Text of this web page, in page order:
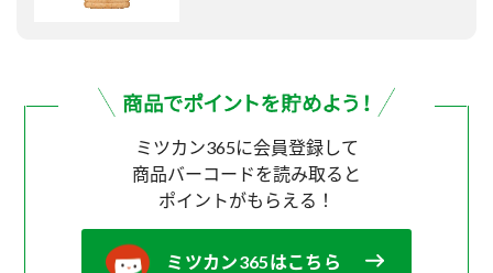
ミツカン365に会員登録して
商品バーコードを読み取ると
ポイントがもらえる！
ミツカン365はこちら